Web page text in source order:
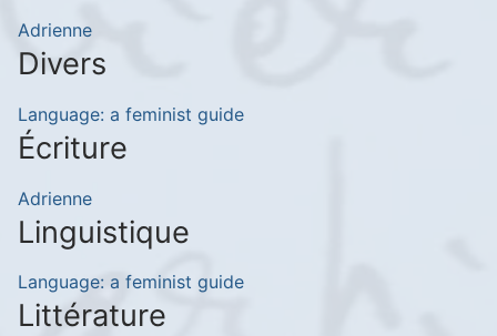
Adrienne
Divers
Language: a feminist guide
Écriture
Adrienne
Linguistique
Language: a feminist guide
Littérature